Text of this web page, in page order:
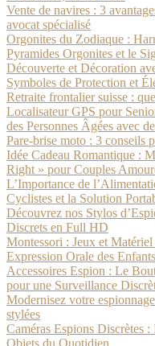
Vente de navires : 3
avocat spécialisé
Orgonites du Zodiaque :
Pyramides Orgonites et le
Découverte et Décoration
Symboles de Protection et
Retraite frontalier suisse :
Localisateur GPS pour
des Personnes Âgées avec
Pare-brise moto : 3 conseils
Idée Cadeau Romantique :
Right » pour Couples
L’Importance de
Cyclistes et la Solution
Découvrez nos Stylos
Discrets en Full HD
Montessori : Jeux et
Expression Orale des Enfants
Accessoires Espion : Le
pour une Surveillance
Modernisez votre
stylées
Caméras Espions Discrètes
Objets du Quotidien